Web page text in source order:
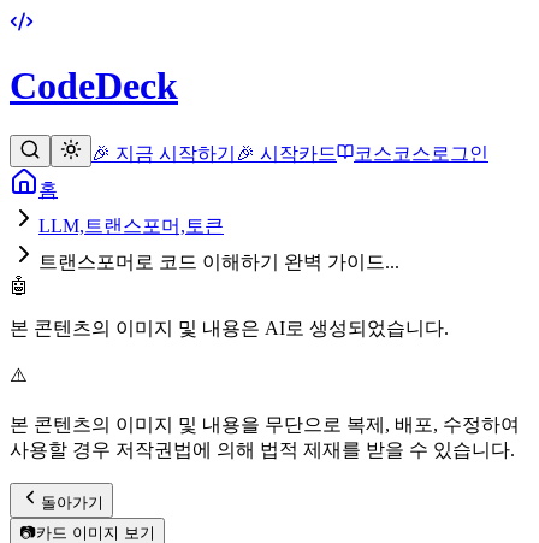
CodeDeck
🎉 지금 시작하기 🎉 시작카드 코스코스로그인
홈
LLM,트랜스포머,토큰
트랜스포머로 코드 이해하기 완벽 가이드...
🤖
본 콘텐츠의 이미지 및 내용은 AI로 생성되었습니다.
⚠️
본 콘텐츠의 이미지 및 내용을 무단으로 복제, 배포, 수정하여
사용할 경우 저작권법에 의해 법적 제재를 받을 수 있습니다.
돌아가기
📷카드 이미지 보기